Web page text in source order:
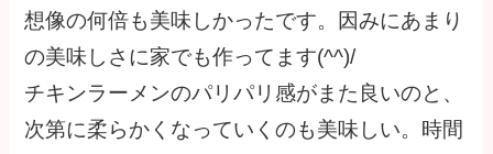
想像の何倍も美味しかったです。因みにあまり
の美味しさに家でも作ってます(^^)/
チキンラーメンのパリパリ感がまた良いのと、
次第に柔らかくなっていくのも美味しい。時間